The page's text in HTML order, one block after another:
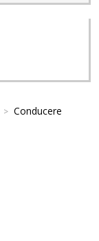
Conducere